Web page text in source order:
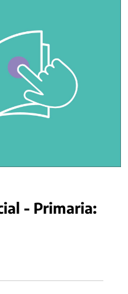
- Primaria: